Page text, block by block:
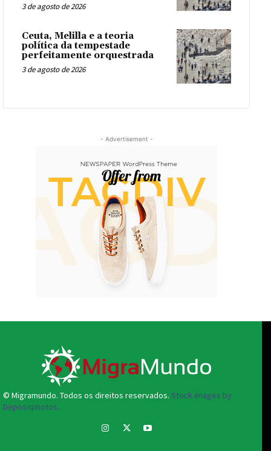
3 de agosto de 2026
Ceuta, Melilla e a teoria
política da tempestade
perfeitamente orquestrada
3 de agosto de 2026
- Advertisement -
© Migramundo. Todos os direitos reservados. Stock images by
Depositphotos.